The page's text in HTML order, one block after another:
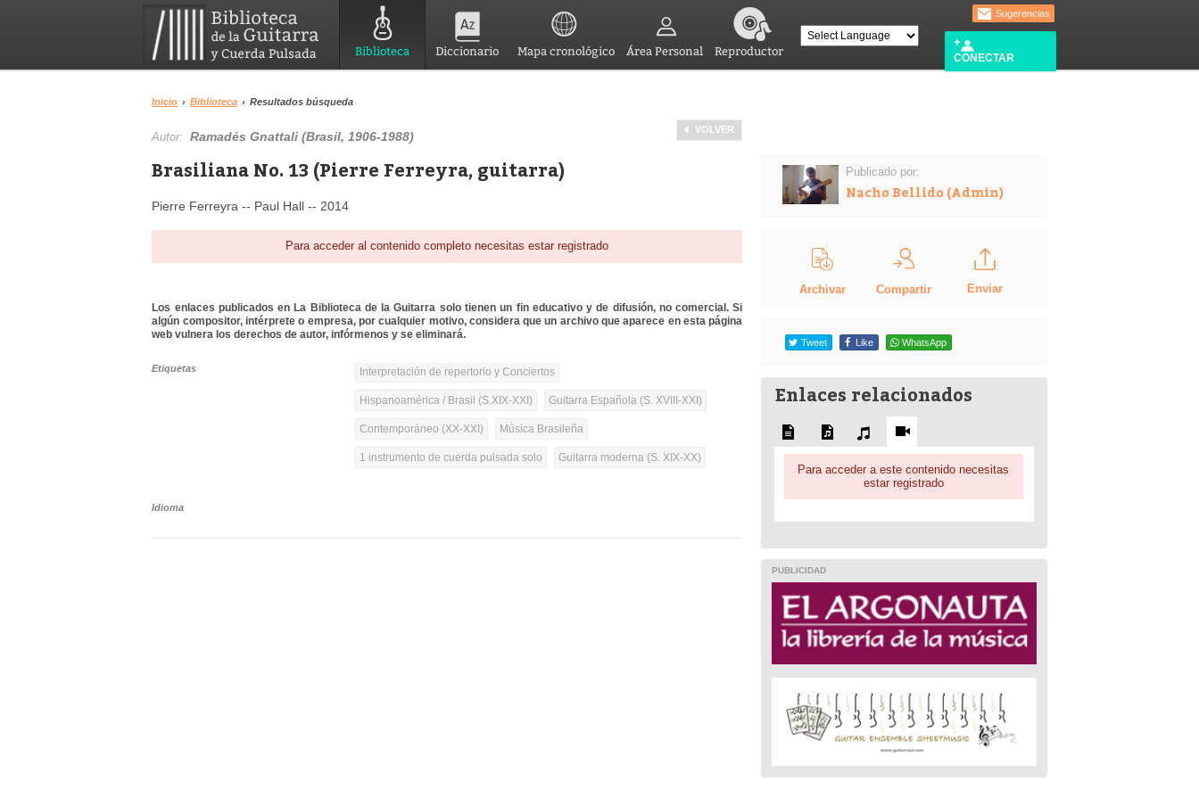
Biblioteca Diccionario Mapa cronológico Área Personal Reproductor
Sugerencias
CONECTAR
Inicio › Biblioteca › Resultados búsqueda
VOLVER
Autor:Ramadés Gnattali (Brasil, 1906-1988)
Brasiliana No. 13 (Pierre Ferreyra, guitarra)
Pierre Ferreyra -- Paul Hall -- 2014
Para acceder al contenido completo necesitas estar registrado
Los enlaces publicados en La Biblioteca de la Guitarra solo tienen un fin educativo y de difusión, no comercial. Si
algún compositor, intérprete o empresa, por cualquier motivo, considera que un archivo que aparece en esta página
web vulnera los derechos de autor, infórmenos y se eliminará.
Etiquetas Interpretación de repertorio y Conciertos
Hispanoamérica / Brasil (S.XIX-XXI) Guitarra Española (S. XVIII-XXI)
Contemporáneo (XX-XXI) Música Brasileña
1 instrumento de cuerda pulsada solo Guitarra moderna (S. XIX-XX)
Idioma
Publicado por:
Nacho Bellido (Admin)
Archivar Compartir Enviar
Tweet Like WhatsApp
Enlaces relacionados
Para acceder a este contenido necesitas
estar registrado
PUBLICIDAD